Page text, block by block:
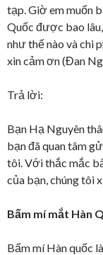
tạp. Giờ em muốn
Quốc được bao
như thế nào và chi
xin cảm ơn (Đan
Trả lời:
Bạn Hạ Nguyên
bạn đã quan tâm
tôi. Với thắc mắc
của bạn, chúng tôi
Bấm mí mắt Hàn
Bấm mí Hàn quốc